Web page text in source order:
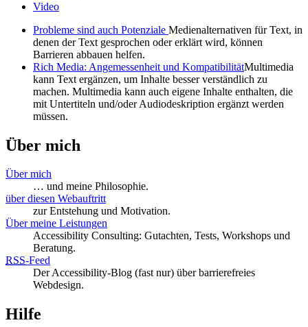
Video
Probleme sind auch Potenziale Medienalternativen für Text, in
denen der Text gesprochen oder erklärt wird, können
Barrieren abbauen helfen.
Rich Media: Angemessenheit und KompatibilitätMultimedia
kann Text ergänzen, um Inhalte besser verständlich zu
machen. Multimedia kann auch eigene Inhalte enthalten, die
mit Untertiteln und/oder Audiodeskription ergänzt werden
müssen.
Über mich
Über mich
… und meine Philosophie.
über diesen Webauftritt
zur Entstehung und Motivation.
Über meine Leistungen
Accessibility Consulting: Gutachten, Tests, Workshops und
Beratung.
RSS-Feed
Der Accessibility-Blog (fast nur) über barrierefreies
Webdesign.
Hilfe